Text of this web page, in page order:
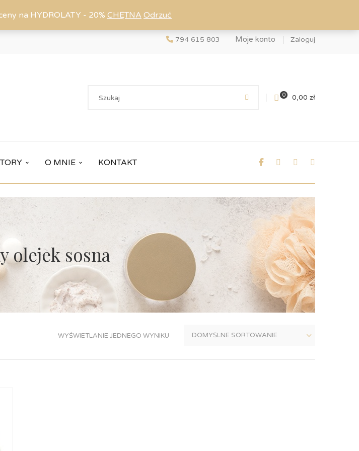
na HYDROLATY - 20% CHĘTNA Odrzuć
794 615 803 Moje konto Zaloguj
0 0,00 zł
O MNIE KONTAKT
olejek sosna
WYŚWIETLANIE JEDNEGO WYNIKU